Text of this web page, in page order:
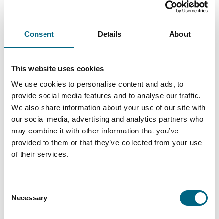
Consent Details About
This website uses cookies
We use cookies to personalise content and ads, to
provide social media features and to analyse our traffic.
We also share information about your use of our site with
our social media, advertising and analytics partners who
may combine it with other information that you’ve
provided to them or that they’ve collected from your use
of their services.
Selection
Necessary
Matkanjohtaja Minna Särmö asettaa asiakkaat
etusijalle
espanjalaista elämäniloa ja aitoa kiinnostusta ihmisiä kohtaan.
Granadassa Espanjassa ja työskenteli Viking Linen laivoilla
tarjoilijana